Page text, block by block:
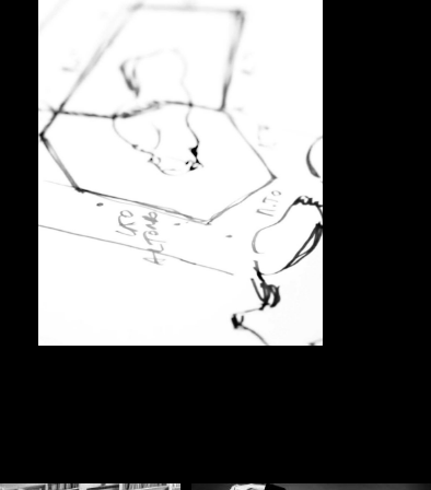
QUI
QUALITÉ ET LA GENÈSE DU
correspondant peuvent générer
la limite de sa seule connaissance et de
acteurs où, tour à tour, on contribue - je cite
de l'entreprise. La syntaxe indiquera